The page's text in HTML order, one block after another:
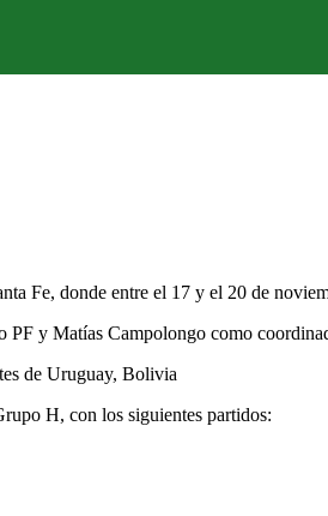
Fe, donde entre el 17 y el 20 de
PF y Matías Campolongo como
de Uruguay, Bolivia
H, con los siguientes partidos: